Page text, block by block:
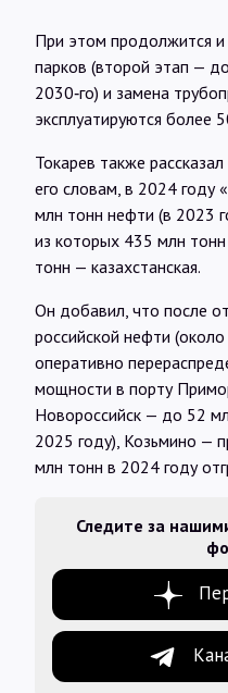
При этом продолжится
парков (второй этап —
2030‑го) и замена
эксплуатируются более
Токарев также
его словам, в 2024 году
млн тонн нефти (в 2023
из которых 435 млн
тонн — казахстанская.
Он добавил, что после
российской нефти
оперативно
мощности в порту
Новороссийск — до 52
2025 году), Козьмино —
млн тонн в 2024 году
Следите за